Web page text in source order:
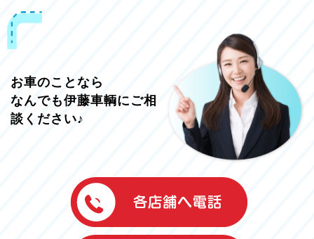
お車のことなら
なんでも伊藤車輌にご相
談ください♪
伊藤車輌（本社）
050-5851-0337
グッドワン浜松